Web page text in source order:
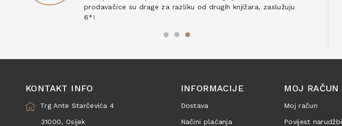
prodavačice su drage za razliku od drugih knjižara, zaslužuju
6*!
KONTAKT INFO
Trg Ante Starčevića 4
31000, Osijek
INFORMACIJE
Dostava
Načini plaćanja
MOJ RAČUN
Moj račun
Povijest narudžbi